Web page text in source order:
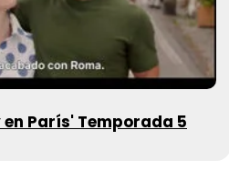
en París' Temporada 5